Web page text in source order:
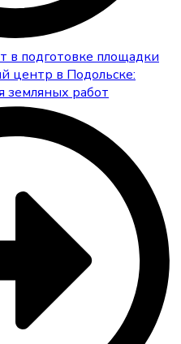
в подготовке площадки
центр в Подольске:
земляных работ